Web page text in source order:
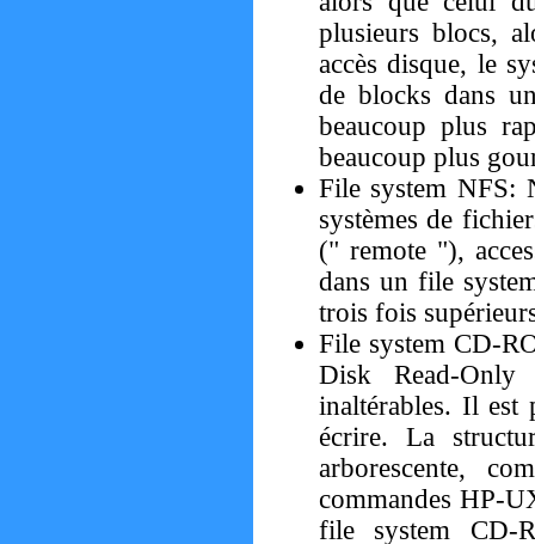
plusieurs blocs,
accès disque, le
de blocks dans
beaucoup plus
beaucoup plus
File system NFS:
systèmes de
(" remote "),
dans un file
trois fois
File system CD-
Disk Read-
inaltérables. Il est
écrire. La
arborescente,
commandes HP-
file system CD-